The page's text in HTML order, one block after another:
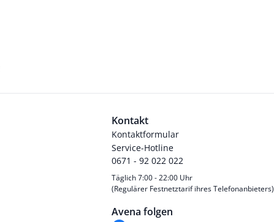
Kontakt
Kontaktformular
Service-Hotline
0671 - 92 022 022
Täglich 7:00 - 22:00 Uhr
(Regulärer Festnetztarif ihres Telefonanbieters)
Avena folgen